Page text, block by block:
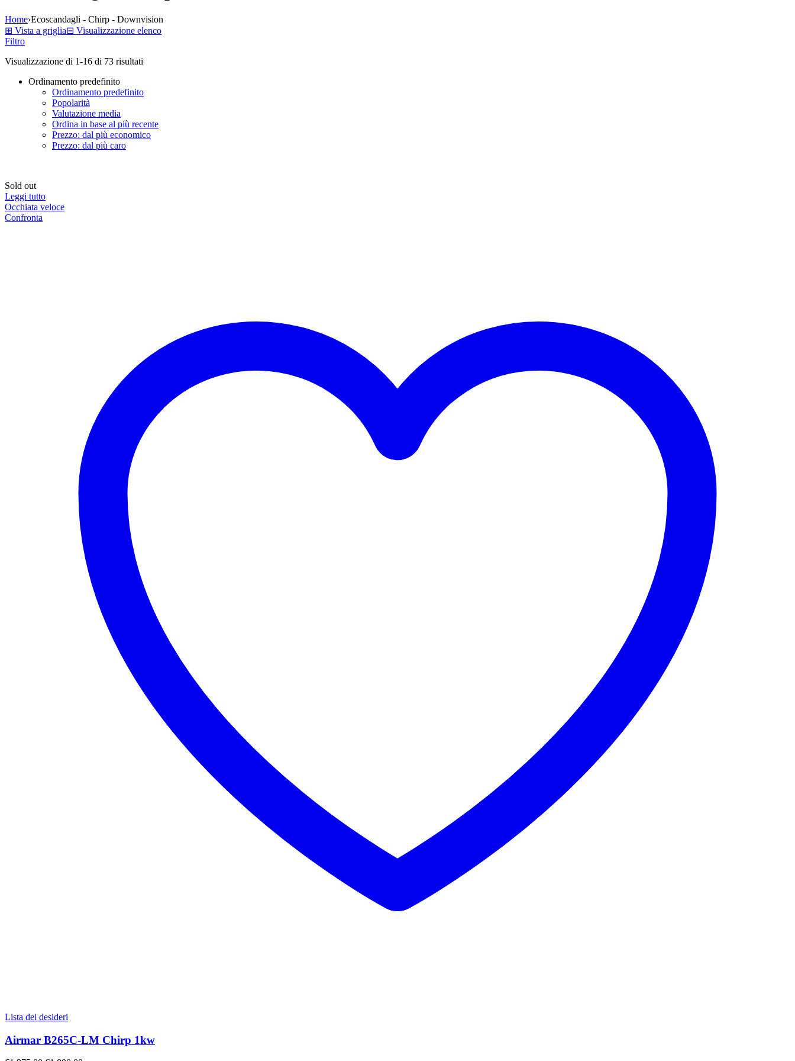
Home›Ecoscandagli - Chirp - Downvision
⊞ Vista a griglia⊟ Visualizzazione elenco
Filtro
Visualizzazione di 1-16 di 73 risultati
Ordinamento predefinito
Ordinamento predefinito
Popolarità
Valutazione media
Ordina in base al più recente
Prezzo: dal più economico
Prezzo: dal più caro
Sold out
Leggi tutto
Occhiata veloce
Confronta
Lista dei desideri
Airmar B265C-LM Chirp 1kw